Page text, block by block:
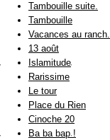
Tambouille suite.
Tambouille
Vacances au ranch.
13 août
Islamitude
Rarissime
Le tour
Place du Rien
Cinoche 20
Ba ba bap !